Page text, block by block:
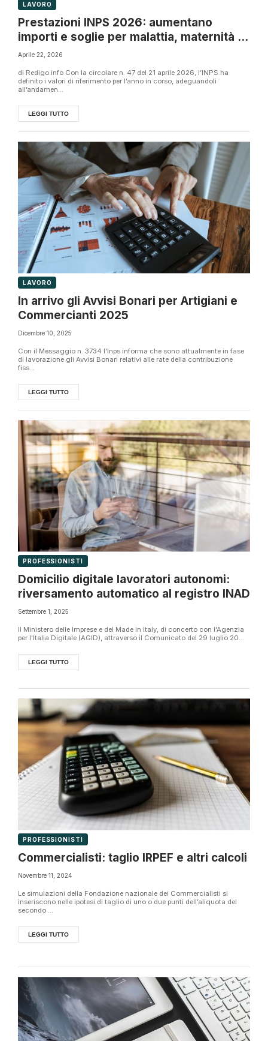
LAVORO
Prestazioni INPS 2026: aumentano
importi e soglie per malattia, maternità e
congedi
Aprile 22, 2026
di Redigo.info Con la circolare n. 47 del 21 aprile 2026, l’INPS ha
definito i valori di riferimento per l’anno in corso, adeguandoli
all’andamen...
LEGGI TUTTO
LAVORO
In arrivo gli Avvisi Bonari per Artigiani e
Commercianti 2025
Dicembre 10, 2025
Con il Messaggio n. 3734 l'Inps informa che sono attualmente in fase
di lavorazione gli Avvisi Bonari relativi alle rate della contribuzione
fiss...
LEGGI TUTTO
PROFESSIONISTI
Domicilio digitale lavoratori autonomi:
riversamento automatico al registro INAD
Settembre 1, 2025
Il Ministero delle Imprese e del Made in Italy, di concerto con l'Agenzia
per l'Italia Digitale (AGID), attraverso il Comunicato del 29 luglio 20...
LEGGI TUTTO
PROFESSIONISTI
Commercialisti: taglio IRPEF e altri calcoli
Novembre 11, 2024
Le simulazioni della Fondazione nazionale dei Commercialisti si
inseriscono nelle ipotesi di taglio di uno o due punti dell’aliquota del
secondo ...
LEGGI TUTTO